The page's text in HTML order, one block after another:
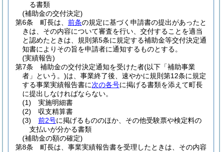
る書類
(補助金の交付決定)
第6条
町長は、 前条の規定に基づく申請書の提出があったと
きは、その内容について審査を行い、交付することを適当
と認めたときは、規則第5条に規定する補助金等交付決定通
知書によりその旨を申請者に通知するものとする。
(実績報告)
第7条
補助金の交付決定通知を受けた者(以下「補助事業
者」という。)は、事業終了後、速やかに規則第12条に規定
する事業実績報告書に次の各号に掲げる書類を添えて町長
に提出しなければならない。
(1)
実施明細書
(2)
収支精算書
(3)
前2号に掲げるもののほか、その他受験票や検定料の
支払いが分かる書類
(補助金の額の確定)
第8条
町長は、事業実績報告書を受理したときは、その内容